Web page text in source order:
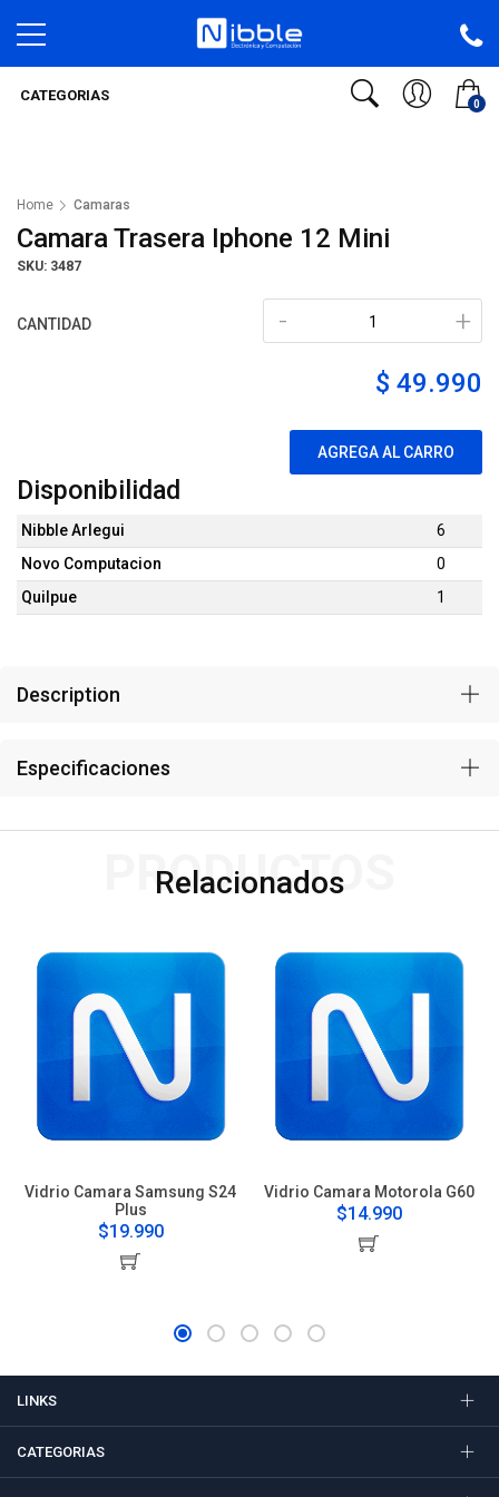
0
CATEGORIAS
Home Camaras
Camara Trasera Iphone 12 Mini
SKU: 3487
CANTIDAD +
-
$ 49.990
AGREGA AL CARRO
Disponibilidad
Nibble Arlegui
6
Novo Computacion
0
Quilpue
1
Description
Especificaciones
Relacionados
PRODUCTOS
Vidrio Camara Samsung S24
Plus
$19.990
Vidrio Camara Motorola G60
$14.990
LINKS
CATEGORIAS